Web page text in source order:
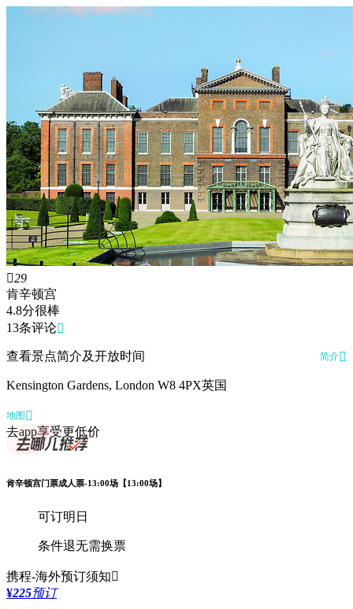
29
肯辛顿宫
4.8分很棒
13条评论
查看景点简介及开放时间 简介
Kensington Gardens, London W8 4PX英国
地图 
去app享受更低价
肯辛顿宫门票成人票-13:00场【13:00场】
可订明日
条件退无需换票
携程-海外预订须知
¥225预订